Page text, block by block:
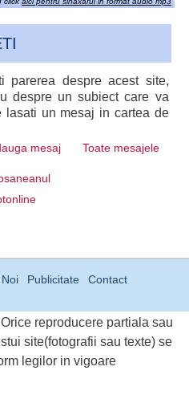
parerea despre acest site,
despre un subiect care va
lasati un mesaj in cartea de
mesaj Toate mesajele
Publicitate Contact
reproducere partiala sau
site(fotografii sau texte) se
legilor in vigoare